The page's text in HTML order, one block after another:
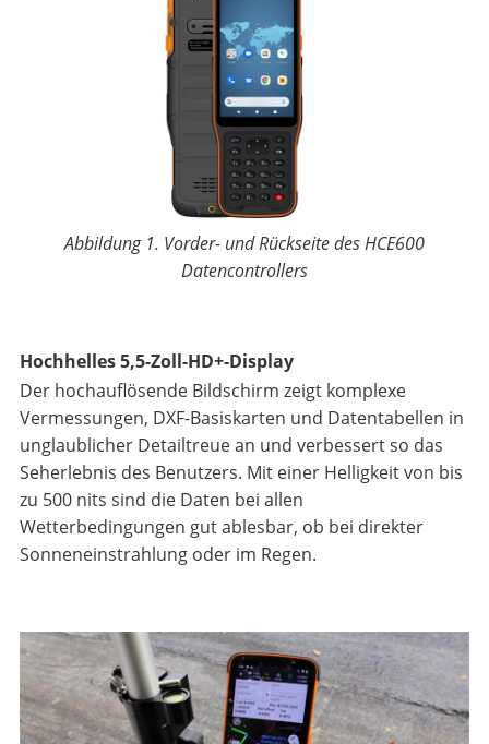
Abbildung 1. Vorder- und Rückseite des HCE600
Datencontrollers
Hochhelles 5,5-Zoll-HD+-Display
Der hochauflösende Bildschirm zeigt komplexe
Vermessungen, DXF-Basiskarten und Datentabellen in
unglaublicher Detailtreue an und verbessert so das
Seherlebnis des Benutzers. Mit einer Helligkeit von bis
zu 500 nits sind die Daten bei allen
Wetterbedingungen gut ablesbar, ob bei direkter
Sonneneinstrahlung oder im Regen.